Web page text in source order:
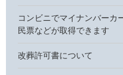
コンビニでマイナンバーカ
民票などが取得できます
改葬許可書について